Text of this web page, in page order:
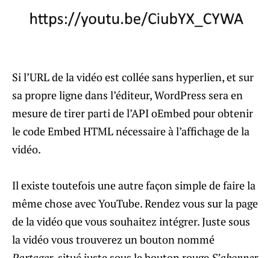
Si l’URL de la vidéo est collée sans hyperlien, et sur
sa propre ligne dans l’éditeur, WordPress sera en
mesure de tirer parti de l’API oEmbed pour obtenir
le code Embed HTML nécessaire à l’affichage de la
vidéo.
Il existe toutefois une autre façon simple de faire la
même chose avec YouTube. Rendez vous sur la page
de la vidéo que vous souhaitez intégrer. Juste sous
la vidéo vous trouverez un bouton nommé